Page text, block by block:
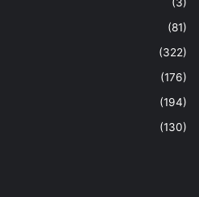
(81)
(322)
(176)
(194)
(130)